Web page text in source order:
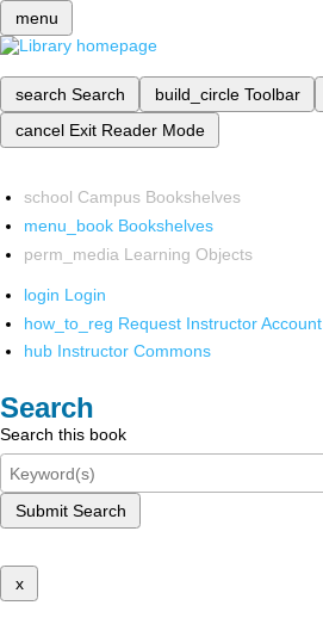
menu
search Search build_circle Toolbar
cancel Exit Reader Mode
school Campus Bookshelves
menu_book Bookshelves
perm_media Learning Objects
login Login
how_to_reg Request Instructor Account
hub Instructor Commons
Search
Search this book
Submit Search
x